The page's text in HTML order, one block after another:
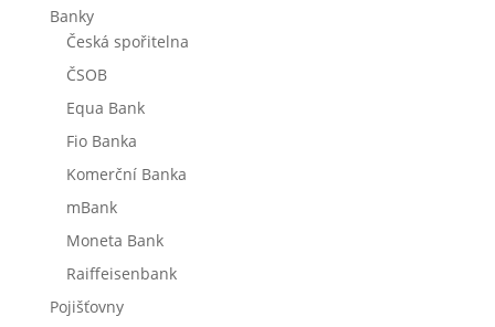
Banky
Česká spořitelna
ČSOB
Equa Bank
Fio Banka
Komerční Banka
mBank
Moneta Bank
Raiffeisenbank
Pojišťovny